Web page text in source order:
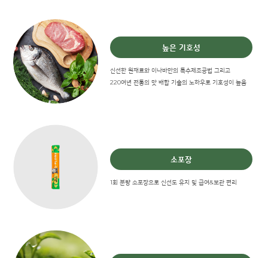
높은 기호성
신선한 원재료와 이나바만의 특수제조공법 그리고
220여년 전통의 맛 배합 기술의 노하우로 기호성이 높음
소포장
1회 분량 소포장으로 신선도 유지 및 급여&보관 편리